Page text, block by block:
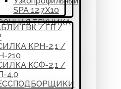
SPA 12,7Х10
ТЕХНИКА
ГВК / ГП /
КРН-2,1 /
210
КСФ-2,1 /
4,0